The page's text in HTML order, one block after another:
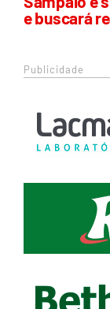
e buscará
Publicidade